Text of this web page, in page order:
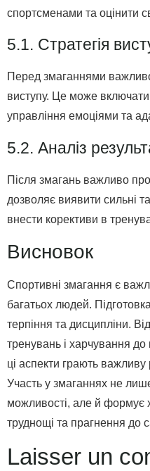
спортсменами та оцінити
5.1. Стратегія
Перед змаганнями
виступу. Це може включати
управління емоціями та
5.2. Аналіз
Після змагань важливо
дозволяє виявити сильні
внести корективи в
Висновок
Спортивні змагання є
багатьох людей.
терпіння та дисципліни.
тренувань і харчування до
ці аспекти грають важливу
Участь у змаганнях не
можливості, але й формує
труднощі та прагнення до
Laisser un